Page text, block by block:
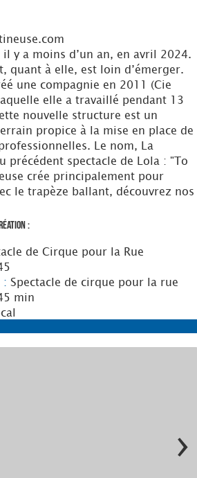
il y a moins d’un an, en avril 2024.
quant à elle, est loin d’émerger.
une compagnie en 2011 (Cie
elle a travaillé pendant 13
nouvelle structure est un
propice à la mise en place de
Le nom, La
précédent spectacle de Lola : "To
crée principalement pour
le trapèze ballant, découvrez nos
:
de Cirque pour la Rue
: Spectacle de cirque pour la rue
min
›